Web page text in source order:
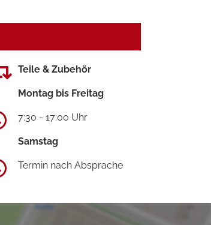
Teile & Zubehör
Montag bis Freitag
7:30 - 17:00 Uhr
Samstag
Termin nach Absprache